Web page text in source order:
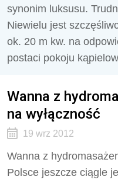
synonim luksusu.
Niewielu jest
ok. 20 m kw. na
postaci pokoju
Wanna z
na wyłączność
19 wrz 2012
Wanna z
Polsce jeszcze ciągle